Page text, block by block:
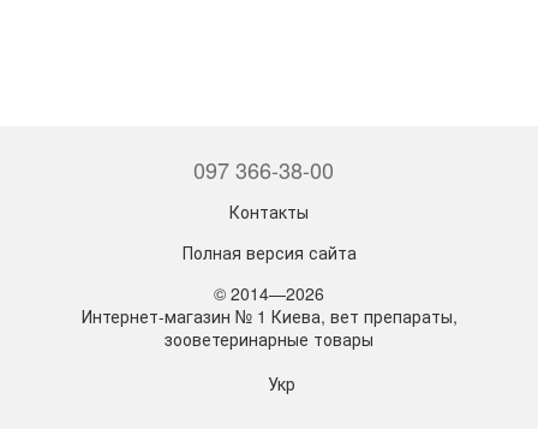
097 366-38-00
Контакты
Полная версия сайта
© 2014—2026
Интернет-магазин № 1 Киева, вет препараты,
зооветеринарные товары
Укр